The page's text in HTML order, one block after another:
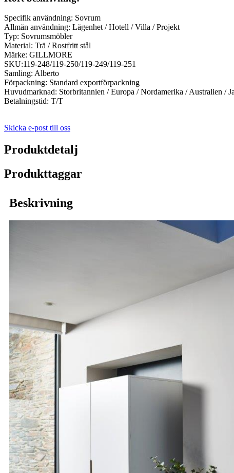
Specifik användning: Sovrum
Allmän användning: Lägenhet / Hotell / Villa / Projekt
Typ: Sovrumsmöbler
Material: Trä / Rostfritt stål
Märke: GILLMORE
SKU:119-248/119-250/119-249/119-251
Samling: Alberto
Förpackning: Standard exportförpackning
Huvudmarknad: Storbritannien / Europa / Nordamerika / Australien /
Betalningstid: T/T
Skicka e-post till oss
Produktdetalj
Produkttaggar
Beskrivning